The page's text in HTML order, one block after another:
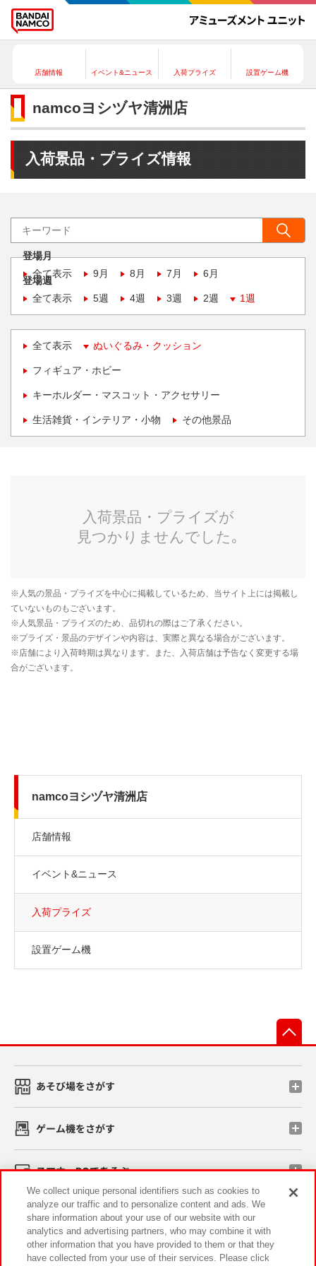
店舗情報 イベント&ニュース 入荷プライズ 設置ゲーム機
namcoヨシヅヤ清洲店
入荷景品・プライズ情報
登場月
全て表示
9月 8月 7月 6月
登場週
全て表示
5週 4週 3週 2週 1週
全て表示 ぬいぐるみ・クッション
フィギュア・ホビー
キーホルダー・マスコット・アクセサリー
生活雑貨・インテリア・小物 その他景品
namcoヨシヅヤ清洲店
店舗情報
イベント&ニュース
入荷プライズ
設置ゲーム機
あそび場をさがす
ゲーム機をさがす
スマホ・PCであそぶ
イベント・キャンペーン
We collect unique personal identifiers such as cookies to
analyze our traffic and to personalize content and ads. We
share information about your use of our website with our
analytics and advertising partners, who may combine it with
other information that you have provided to them or that they
have collected from your use of their services. Please click